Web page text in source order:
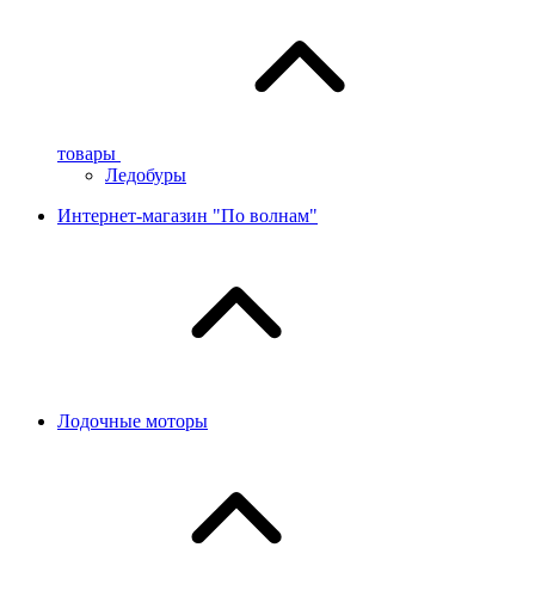
товары
Ледобуры
Интернет-магазин "По волнам"
Лодочные моторы